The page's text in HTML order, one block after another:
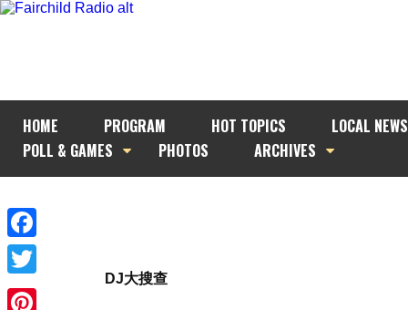
HOME PROGRAM HOT TOPICS
LOCAL NEWS
POLL & GAMES
PHOTOS ARCHIVES
Facebook
Twitter
DJ大搜查